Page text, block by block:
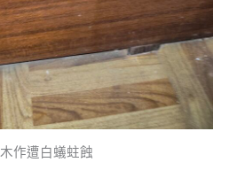
木作遭白蟻蛀蝕